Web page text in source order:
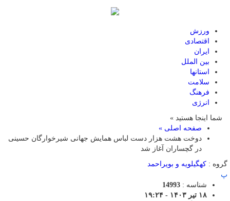
ورزش
اقتصادی
ایران
بین الملل
استانها
سلامت
فرهنگ
انرژی
شما اینجا هستید »
صفحه اصلی »
دوخت هشت هزار دست لباس همایش جهانی شیرخوارگان حسینی
در گچساران آغاز شد
گروه : کهگیلویه و بویراحمد
پ
شناسه : 14993
۱۸ تیر ۱۴۰۳ - ۱۹:۲۴